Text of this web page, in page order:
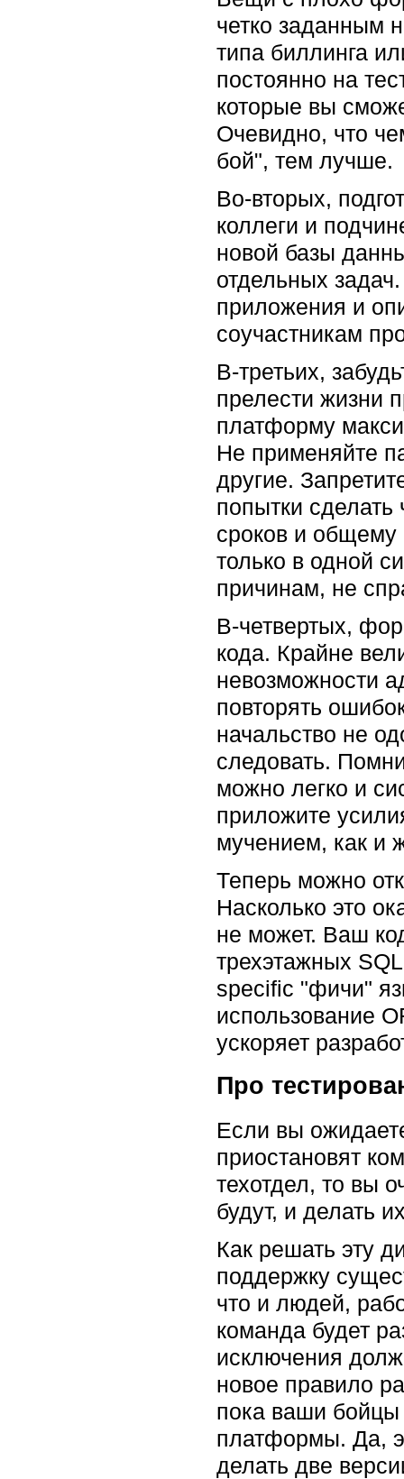
четко заданным
типа биллинга
постоянно на
которые вы
Очевидно, что
бой", тем лучше.
Во-вторых,
коллеги и
новой базы
отдельных
приложения и
соучастникам
В-третьих,
прелести жизни
платформу
Не применяйте
другие.
попытки сделать
сроков и общему
только в одной
причинам, не
В-четвертых,
кода. Крайне
невозможности
повторять
начальство не
следовать.
можно легко и
приложите
мучением, как и
Теперь можно
Насколько это
не может. Ваш
трехэтажных
specific "фичи"
использование
ускоряет
Про
Если вы
приостановят
техотдел, то вы
будут, и делать
Как решать эту
поддержку
что и людей,
команда будет
исключения
новое правило
пока ваши бойцы
платформы. Да,
делать две